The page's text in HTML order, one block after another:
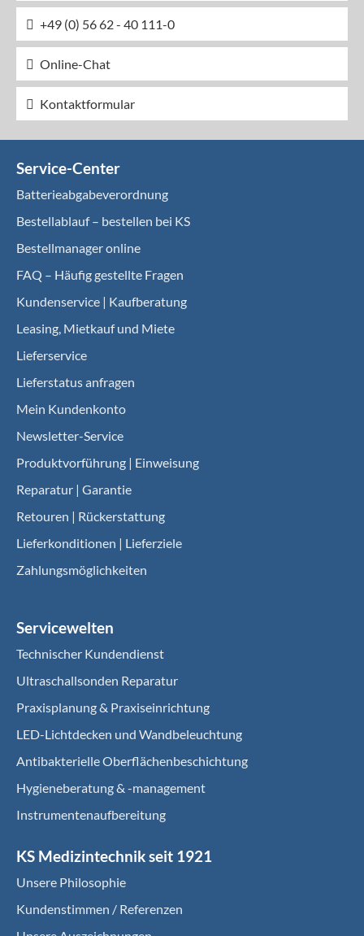
+49 (0) 56 62 - 40 111-0
Online-Chat
Kontaktformular
Service-Center
Batterieabgabeverordnung
Bestellablauf – bestellen bei KS
Bestellmanager online
FAQ – Häufig gestellte Fragen
Kundenservice | Kaufberatung
Leasing, Mietkauf und Miete
Lieferservice
Lieferstatus anfragen
Mein Kundenkonto
Newsletter-Service
Produktvorführung | Einweisung
Reparatur | Garantie
Retouren | Rückerstattung
Lieferkonditionen | Lieferziele
Zahlungsmöglichkeiten
Servicewelten
Technischer Kundendienst
Ultraschallsonden Reparatur
Praxisplanung & Praxiseinrichtung
LED-Lichtdecken und Wandbeleuchtung
Antibakterielle Oberflächenbeschichtung
Hygieneberatung & -management
Instrumentenaufbereitung
KS Medizintechnik seit 1921
Unsere Philosophie
Kundenstimmen / Referenzen